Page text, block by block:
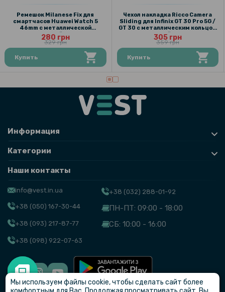
Ремешок Milanese Fix для
смартчасов Huawei Watch 5
46mm с металлической
застежкой, 22мм
280 грн
329 грн
Купить
Чехол накладка Ricco Camera
Sliding для Infinix GT 30 Pro 5G /
GT 30 с металлическим кольцом
и защитой камеры
305 грн
359 грн
Купить
Информация
Категории
Наши контакты
info@vest.in.ua
+38 (050) 167-30-44
+38 (093) 217-87-77
+38 (098) 922-07-63
+38 (032) 288-01-92
ПН-ПТ: 09:00 - 18:00
СБ: 10:00 - 16:00
© VEST
Мы используем файлы cookie, чтобы сделать сайт более